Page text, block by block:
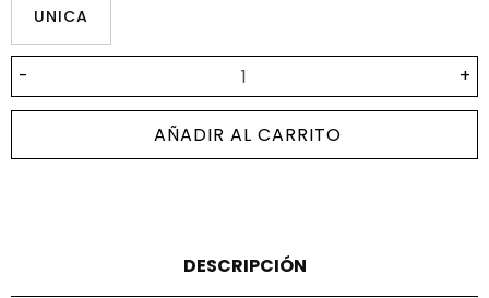
UNICA
- +
AÑADIR AL CARRITO
DESCRIPCIÓN